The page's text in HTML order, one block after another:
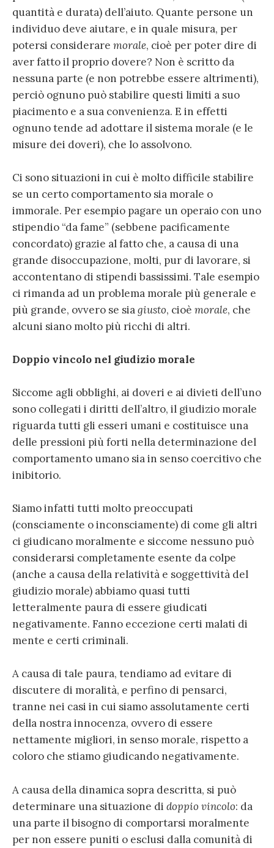
quantità e durata) dell’aiuto. Quante persone un
individuo deve aiutare, e in quale misura, per
potersi considerare morale, cioè per poter dire di
aver fatto il proprio dovere? Non è scritto da
nessuna parte (e non potrebbe essere altrimenti),
perciò ognuno può stabilire questi limiti a suo
piacimento e a sua convenienza. E in effetti
ognuno tende ad adottare il sistema morale (e le
misure dei doveri), che lo assolvono.
Ci sono situazioni in cui è molto difficile stabilire
se un certo comportamento sia morale o
immorale. Per esempio pagare un operaio con uno
stipendio “da fame” (sebbene pacificamente
concordato) grazie al fatto che, a causa di una
grande disoccupazione, molti, pur di lavorare, si
accontentano di stipendi bassissimi. Tale esempio
ci rimanda ad un problema morale più generale e
più grande, ovvero se siagiusto, cioè morale, che
alcuni siano molto più ricchi di altri.
Doppio vincolo nel giudizio morale
Siccome agli obblighi, ai doveri e ai divieti dell’uno
sono collegati i diritti dell’altro, il giudizio morale
riguarda tutti gli esseri umani e costituisce una
delle pressioni più forti nella determinazione del
comportamento umano sia in senso coercitivo che
inibitorio.
Siamo infatti tutti molto preoccupati
(consciamente o inconsciamente) di come gli altri
ci giudicano moralmente e siccome nessuno può
considerarsi completamente esente da colpe
(anche a causa della relatività e soggettività del
giudizio morale) abbiamo quasi tutti
letteralmente paura di essere giudicati
negativamente. Fanno eccezione certi malati di
mente e certi criminali.
A causa di tale paura, tendiamo ad evitare di
discutere di moralità, e perfino di pensarci,
tranne nei casi in cui siamo assolutamente certi
della nostra innocenza, ovvero di essere
nettamente migliori, in senso morale, rispetto a
coloro che stiamo giudicando negativamente.
A causa della dinamica sopra descritta, si può
determinare una situazione di doppio vincolo: da
una parte il bisogno di comportarsi moralmente
per non essere puniti o esclusi dalla comunità di